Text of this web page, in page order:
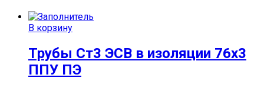
В корзину
Трубы Ст3 ЭСВ в изоляции 76х3
ППУ ПЭ